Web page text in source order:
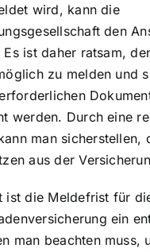
wird, kann die
den
Es ist daher ratsam,
zu melden und
werden. Durch eine
man sicherstellen,
aus der
ist die Meldefrist für
ein
man beachten muss,